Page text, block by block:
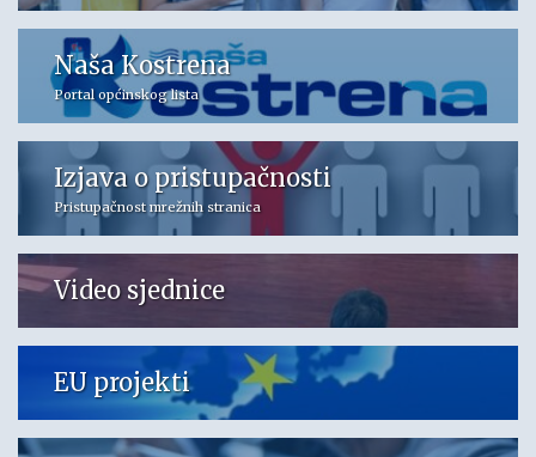
Naša Kostrena
Portal općinskog lista
Izjava o pristupačnosti
Pristupačnost mrežnih stranica
Video sjednice
EU projekti